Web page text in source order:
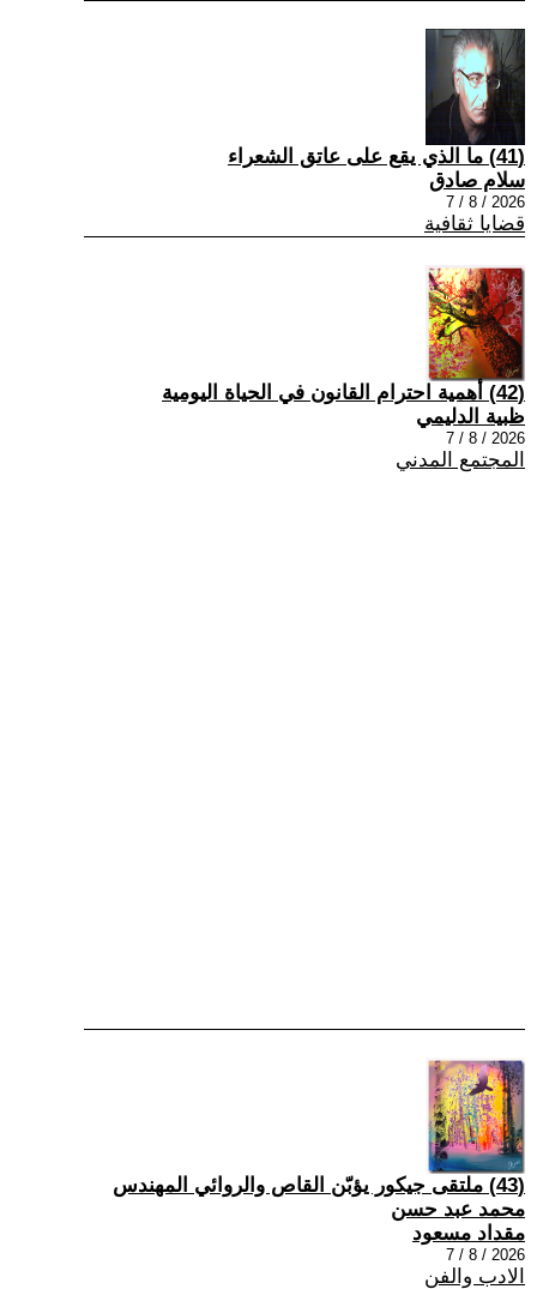
(41) ما الذي يقع على عاتق الشعراء
سلام صادق
2026 / 8 / 7
قضايا ثقافية
(42) أهمية احترام القانون في الحياة اليومية
ظبية الدليمي
2026 / 8 / 7
المجتمع المدني
(43) ملتقى جيكور يؤبّن القاص والروائي المهندس
محمد عبد حسن
مقداد مسعود
2026 / 8 / 7
الادب والفن